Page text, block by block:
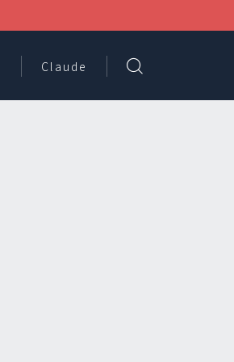
Claude